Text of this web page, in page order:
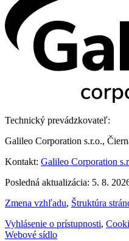
Technický prevádzkovateľ:
Galileo Corporation s.r.o.,
Kontakt: Galileo Corporation
Posledná aktualizácia: 5. 8.
Zmena vzhľadu, Štruktúra
Vyhlásenie o prístupnosti,
Webové sídlo